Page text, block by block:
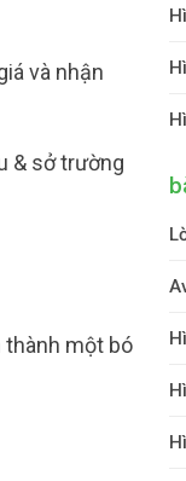
và nhận
& sở trường
thành một bó